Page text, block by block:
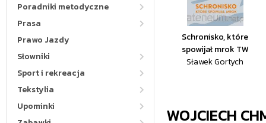
Poradniki metodyczne
Prasa
Prawo Jazdy
Słowniki
Sport i rekreacja
Tekstylia
Upominki
Schronisko, które
spowijał mrok TW
Sławek Gortych
WOJCIECH